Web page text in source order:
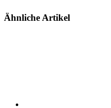
Ähnliche Artikel